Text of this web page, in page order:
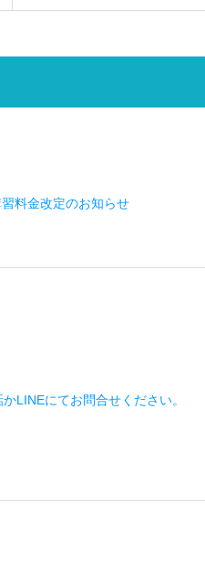
料金改定のお知らせ
LINEにてお問合せください。